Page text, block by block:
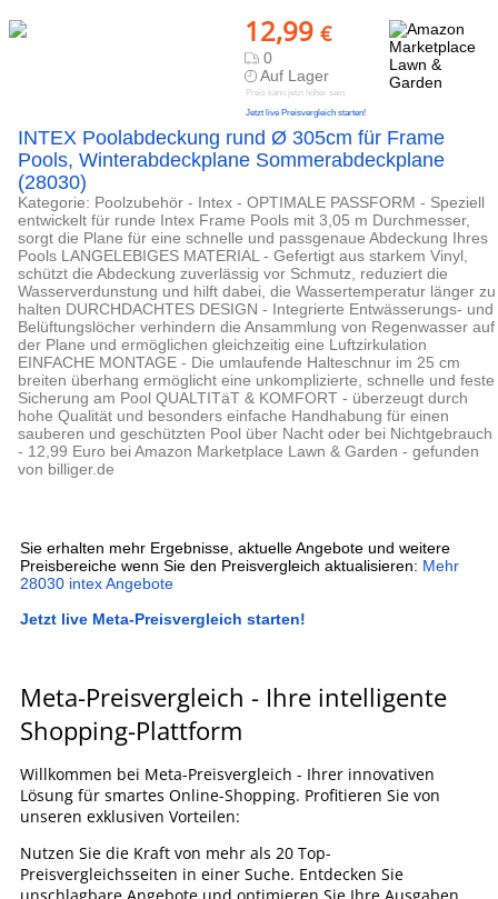
12,99 €
0
Auf Lager
Preis kann jetzt höher sein
Jetzt live Preisvergleich starten!
INTEX Poolabdeckung rund Ø 305cm für Frame
Pools, Winterabdeckplane Sommerabdeckplane
(28030)
Kategorie: Poolzubehör - Intex - OPTIMALE PASSFORM - Speziell
entwickelt für runde Intex Frame Pools mit 3,05 m Durchmesser,
sorgt die Plane für eine schnelle und passgenaue Abdeckung Ihres
Pools LANGELEBIGES MATERIAL - Gefertigt aus starkem Vinyl,
schützt die Abdeckung zuverlässig vor Schmutz, reduziert die
Wasserverdunstung und hilft dabei, die Wassertemperatur länger zu
halten DURCHDACHTES DESIGN - Integrierte Entwässerungs- und
Belüftungslöcher verhindern die Ansammlung von Regenwasser auf
der Plane und ermöglichen gleichzeitig eine Luftzirkulation
EINFACHE MONTAGE - Die umlaufende Halteschnur im 25 cm
breiten überhang ermöglicht eine unkomplizierte, schnelle und feste
Sicherung am Pool QUALTITäT & KOMFORT - überzeugt durch
hohe Qualität und besonders einfache Handhabung für einen
sauberen und geschützten Pool über Nacht oder bei Nichtgebrauch
- 12,99 Euro bei Amazon Marketplace Lawn & Garden - gefunden
von billiger.de
Sie erhalten mehr Ergebnisse, aktuelle Angebote und weitere
Preisbereiche wenn Sie den Preisvergleich aktualisieren: Mehr
28030 intex Angebote
Jetzt live Meta-Preisvergleich starten!
Meta-Preisvergleich - Ihre intelligente
Shopping-Plattform
Willkommen bei Meta-Preisvergleich - Ihrer innovativen
Lösung für smartes Online-Shopping. Profitieren Sie von
unseren exklusiven Vorteilen:
Nutzen Sie die Kraft von mehr als 20 Top-
Preisvergleichsseiten in einer Suche. Entdecken Sie
unschlagbare Angebote und optimieren Sie Ihre Ausgaben.